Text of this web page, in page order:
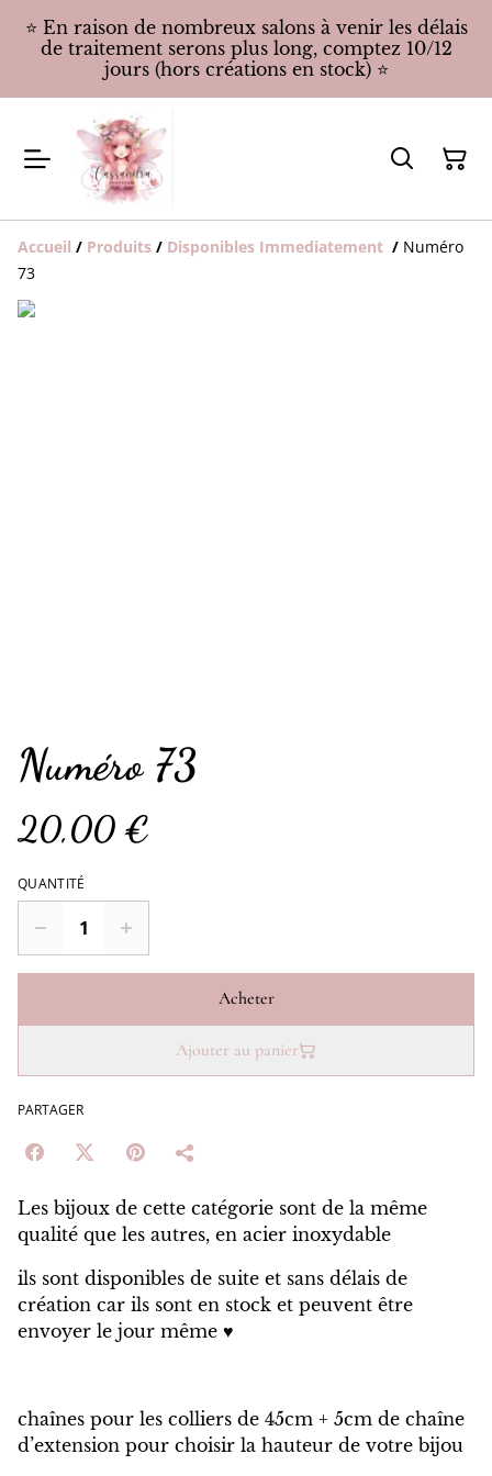
⭐️ En raison de nombreux salons à venir les délais
de traitement serons plus long, comptez 10/12
jours (hors créations en stock) ⭐️
Accueil / Produits / Disponibles Immediatement / Numéro
73
Numéro 73
20,00 €
QUANTITÉ
Acheter
Ajouter au panier
PARTAGER
Les bijoux de cette catégorie sont de la même
qualité que les autres, en acier inoxydable
ils sont disponibles de suite et sans délais de
création car ils sont en stock et peuvent être
envoyer le jour même ♥️
chaînes pour les colliers de 45cm + 5cm de chaîne
d’extension pour choisir la hauteur de votre bijou